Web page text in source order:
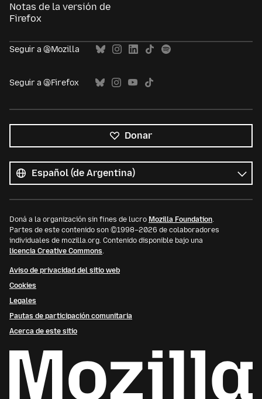
Notas de la versión de
Firefox
Seguir a @Mozilla
Seguir a @Firefox
Donar
los
idiomas
Idioma
Doná a la organización sin fines de lucro Mozilla Foundation.
Partes de este contenido son ©1998–2026 de colaboradores
individuales de mozilla.org. Contenido disponible bajo una
licencia Creative Commons.
Aviso de privacidad del sitio web
Cookies
Legales
Pautas de participación comunitaria
Acerca de este sitio